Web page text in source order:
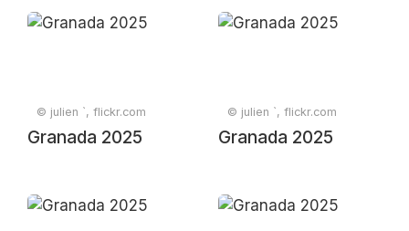
© julien `, flickr.com
Granada 2025
© julien `, flickr.com
Granada 2025